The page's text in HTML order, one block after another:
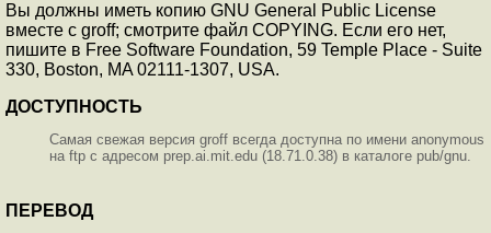
Вы должны иметь копию GNU General Public License
вместе с groff; смотрите файл COPYING. Если его нет,
пишите в Free Software Foundation, 59 Temple Place - Suite
330, Boston, MA 02111-1307, USA.
ДОСТУПНОСТЬ
Самая свежая версия groff всегда доступна по имени anonymous
на ftp с адресом prep.ai.mit.edu (18.71.0.38) в каталоге pub/gnu.
ПЕРЕВОД